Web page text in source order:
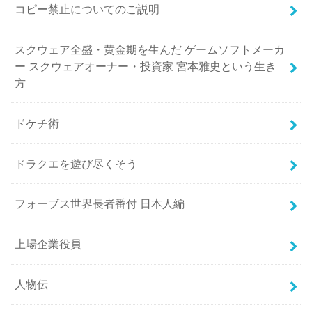
コピー禁止についてのご説明
スクウェア全盛・黄金期を生んだ ゲームソフトメーカ
ー スクウェアオーナー・投資家 宮本雅史という生き
方
ドケチ術
ドラクエを遊び尽くそう
フォーブス世界長者番付 日本人編
上場企業役員
人物伝